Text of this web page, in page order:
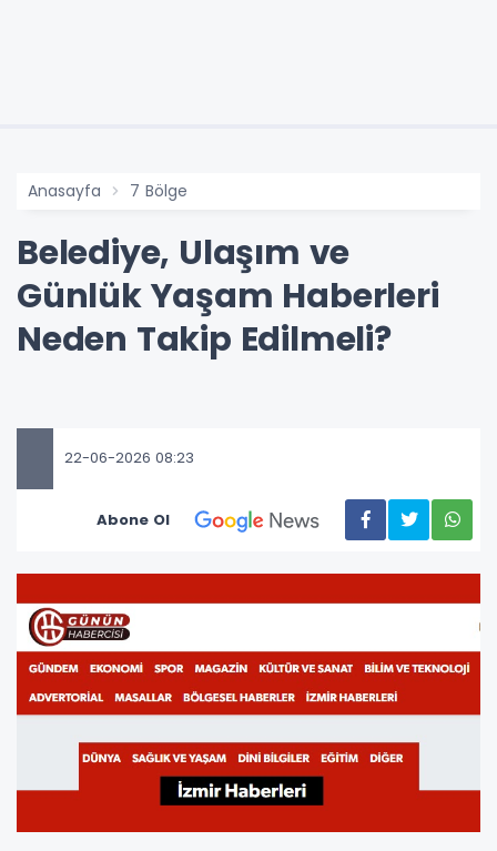
Anasayfa 7 Bölge
Belediye, Ulaşım ve
Günlük Yaşam Haberleri
Neden Takip Edilmeli?
22-06-2026 08:23
Abone Ol